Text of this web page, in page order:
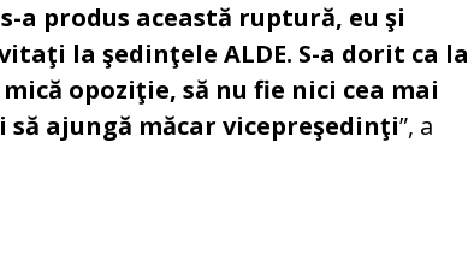
a produs această ruptură, eu şi
la şedinţele ALDE. S-a dorit ca la
opoziţie, să nu fie nici cea mai
să ajungă măcar vicepreşedinţi”, a